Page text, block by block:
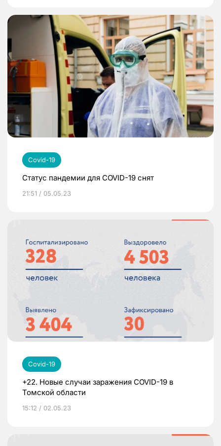
Covid-19
Статус пандемии для COVID-19 снят
21:51 / 05.05.23
Covid-19
+22. Новые случаи заражения COVID-19 в
Томской области
15:12 / 02.05.23